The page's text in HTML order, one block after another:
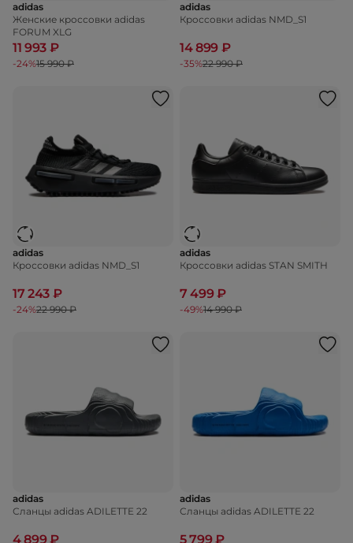
adidas
Женские кроссовки adidas
FORUM XLG
11 993 ₽
-24%15 990 ₽
adidas
Кроссовки adidas NMD_S1
14 899 ₽
-35%22 990 ₽
adidas
Кроссовки adidas NMD_S1
17 243 ₽
-24%22 990 ₽
adidas
Кроссовки adidas STAN SMITH
7 499 ₽
-49%14 990 ₽
adidas
Сланцы adidas ADILETTE 22
4 899 ₽
adidas
Сланцы adidas ADILETTE 22
5 799 ₽